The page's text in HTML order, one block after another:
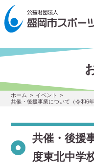
ホーム
イベント
共催・後援事業について（令和6
共催・後援
度東北中学